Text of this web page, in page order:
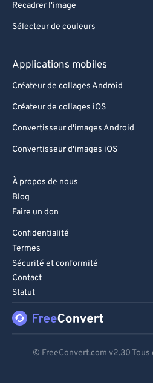
Recadrer l'image
Sélecteur de couleurs
Applications mobiles
Créateur de collages Android
Créateur de collages iOS
Convertisseur d'images Android
Convertisseur d'images iOS
À propos de nous
Blog
Faire un don
Confidentialité
Termes
Sécurité et conformité
Contact
Statut
© FreeConvert.com v2.30